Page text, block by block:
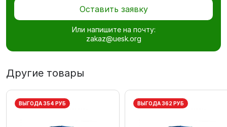
Оставить заявку
Или напишите на почту:
zakaz@uesk.org
Другие товары
ВЫГОДА 354 РУБ ВЫГОДА 362 РУБ